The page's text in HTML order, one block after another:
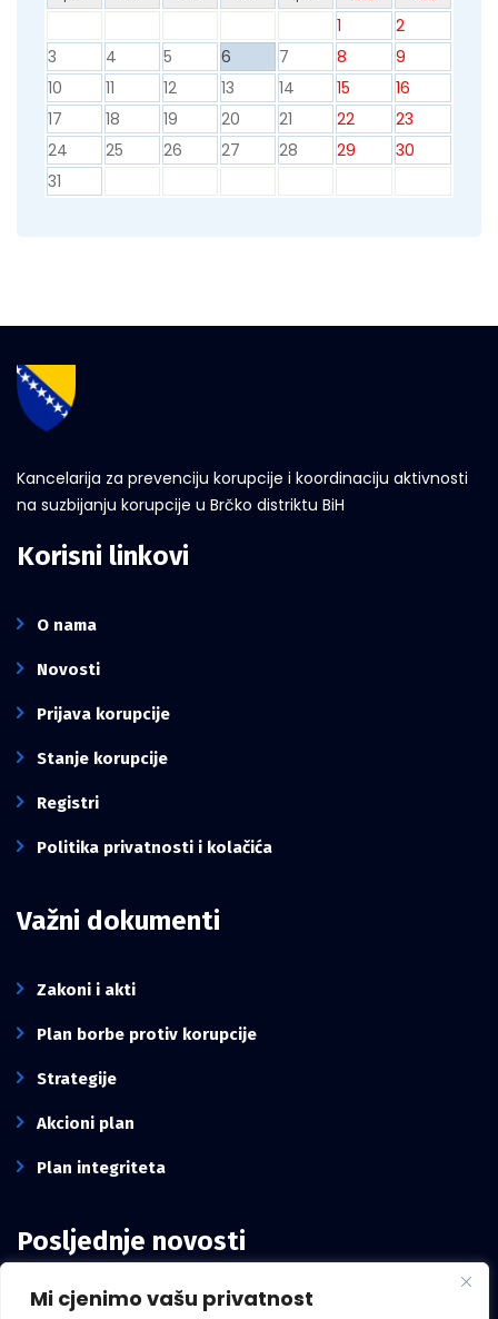
Mi cjenimo vašu privatnost
1
2
3
4 5 6 7 8
9
10
11 12 13 14 15
16
17
18 19 20 21 22
23
24
25 26 27 28 29
30
31
Kancelarija za prevenciju korupcije i koordinaciju aktivnosti
na suzbijanju korupcije u Brčko distriktu BiH
Korisni linkovi
O nama
Novosti
Prijava korupcije
Stanje korupcije
Registri
Politika privatnosti i kolačića
Važni dokumenti
Zakoni i akti
Plan borbe protiv korupcije
Strategije
Akcioni plan
Plan integriteta
Posljednje novosti
Intervju pomoćnika direktora Kancelarije,